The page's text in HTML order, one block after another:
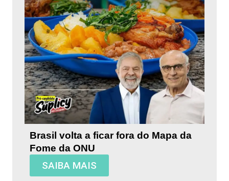
Brasil volta a ficar fora do Mapa da
Fome da ONU
SAIBA MAIS